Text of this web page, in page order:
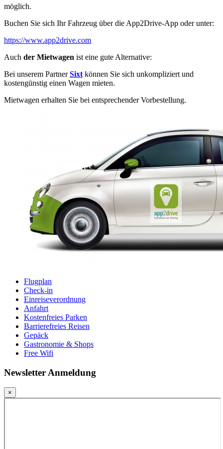
möglich.
Buchen Sie sich Ihr Fahrzeug über die App2Drive-App oder unter:
https://www.app2drive.com
Auch der Mietwagen ist eine gute Alternative:
Bei unserem PartnerSixt können Sie sich unkompliziert und
kostengünstig einen Wagen mieten.
Mietwagen erhalten Sie bei entsprechender Vorbestellung.
Flugplan
Check-in
Einreiseverordnung
Anfahrt
Kostenfreies Parken
Barrierefreies Reisen
Gepäck
Gastronomie & Shops
Free Wifi
Newsletter Anmeldung
×